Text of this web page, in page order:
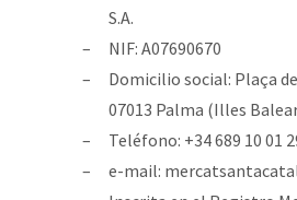
S.A.
NIF: A07690670
Domicilio social: Plaça
07013 Palma (Illes
Teléfono: +34 689 10 01
e-mail: